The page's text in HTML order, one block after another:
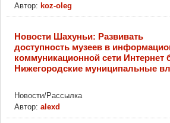
Автор: koz-oleg
Новости Шахуньи: Развивать
доступность музеев в
коммуникационной сети Интернет
Нижегородские муниципальные
Новости/Рассылка
Автор: alexd